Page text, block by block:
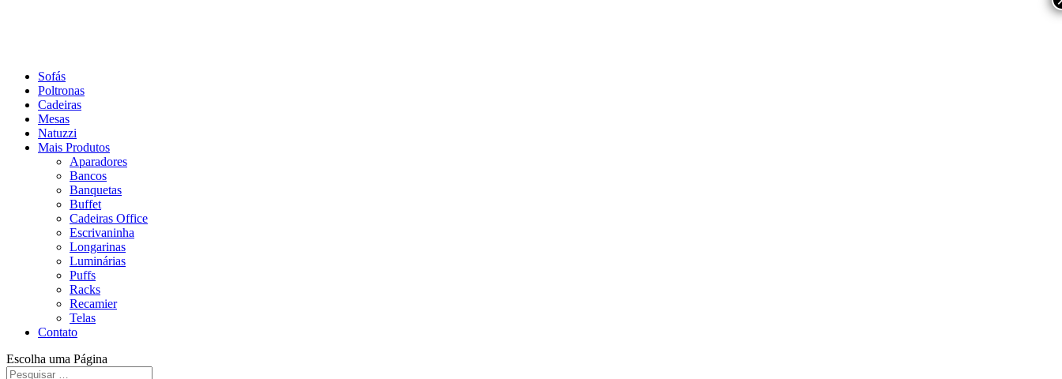
Sofás
Poltronas
Cadeiras
Mesas
Natuzzi
Mais Produtos
Aparadores
Bancos
Banquetas
Buffet
Cadeiras Office
Escrivaninha
Longarinas
Luminárias
Puffs
Racks
Recamier
Telas
Contato
Escolha uma Página